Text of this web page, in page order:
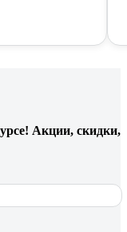
Акции, скидки,